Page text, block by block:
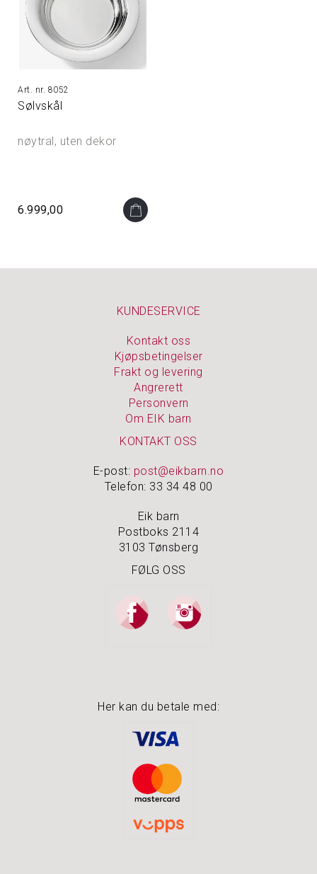
8052
Sølvskål
nøytral, uten dekor
6.999,00
KUNDESERVICE
Kontakt oss
Kjøpsbetingelser
Frakt og levering
Angrerett
Personvern
Om EIK barn
KONTAKT OSS
E-post: post@eikbarn.no
Telefon: 33 34 48 00
Eik barn
Postboks 2114
3103 Tønsberg
FØLG OSS
Her kan du betale med: